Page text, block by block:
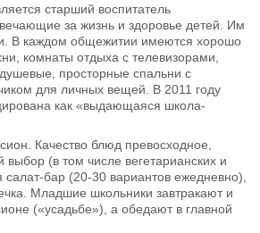
старший воспитатель
за жизнь и здоровье детей. Им
В каждом общежитии имеются хорошо
комнаты отдыха с телевизорами,
просторные спальни с
для личных вещей. В 2011 году
как «выдающаяся школа-
Качество блюд превосходное,
выбор (в том числе вегетарианских и
салат-бар (20-30 вариантов ежедневно),
Младшие школьники завтракают и
(«усадьбе»), а обедают в главной